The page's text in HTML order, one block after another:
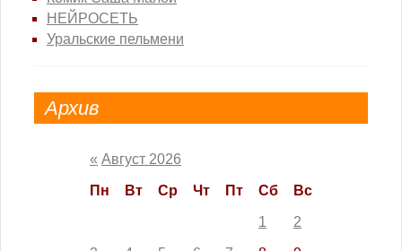
НЕЙРОСЕТЬ
Уральские пельмени
Архив
« Август 2026
Пн Вт Ср Чт Пт Сб Вс
1 2